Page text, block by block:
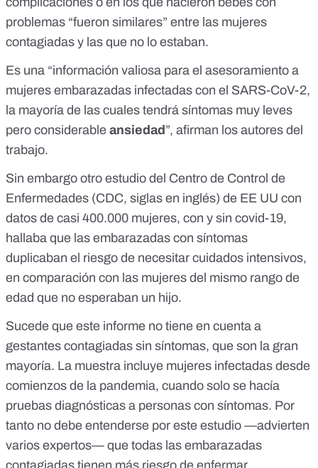
problemas “fueron similares” entre las mujeres
contagiadas y las que no lo estaban.
Es una “información valiosa para el asesoramiento a
mujeres embarazadas infectadas con el SARS-CoV-2,
la mayoría de las cuales tendrá síntomas muy leves
pero considerable ansiedad ”, afirman los autores del
trabajo.
Sin embargo otro estudio del Centro de Control de
Enfermedades (CDC, siglas en inglés) de EE UU con
datos de casi 400.000 mujeres, con y sin covid-19,
hallaba que las embarazadas con síntomas
duplicaban el riesgo de necesitar cuidados intensivos,
en comparación con las mujeres del mismo rango de
edad que no esperaban un hijo.
Sucede que este informe no tiene en cuenta a
gestantes contagiadas sin síntomas, que son la gran
mayoría. La muestra incluye mujeres infectadas desde
comienzos de la pandemia, cuando solo se hacía
pruebas diagnósticas a personas con síntomas. Por
tanto no debe entenderse por este estudio —advierten
varios expertos— que todas las embarazadas